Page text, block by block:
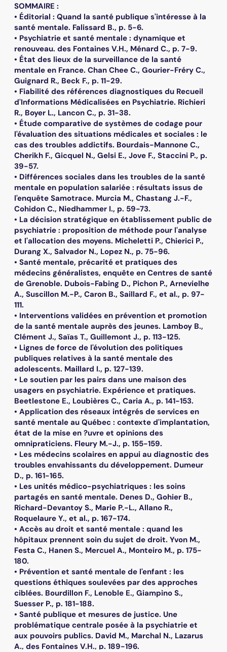
SOMMAIRE :
• Éditorial : Quand la santé publique s'intéresse à la
santé mentale. Falissard B., p. 5-6.
• Psychiatrie et santé mentale : dynamique et
renouveau. des Fontaines V.H., Ménard C., p. 7-9.
• État des lieux de la surveillance de la santé
mentale en France. Chan Chee C., Gourier-Fréry C.,
Guignard R., Beck F., p. 11-29.
• Fiabilité des références diagnostiques du Recueil
d'Informations Médicalisées en Psychiatrie. Richieri
R., Boyer L., Lancon C., p. 31-38.
• Étude comparative de systèmes de codage pour
l'évaluation des situations médicales et sociales : le
cas des troubles addictifs. Bourdais-Mannone C.,
Cherikh F., Gicquel N., Gelsi E., Jove F., Staccini P., p.
39-57.
• Différences sociales dans les troubles de la santé
mentale en population salariée : résultats issus de
l'enquête Samotrace. Murcia M., Chastang J.-F.,
Cohidon C., Niedhammer I., p. 59-73.
• La décision stratégique en établissement public de
psychiatrie : proposition de méthode pour l'analyse
et l'allocation des moyens. Micheletti P., Chierici P.,
Durang X., Salvador N., Lopez N., p. 75-96.
• Santé mentale, précarité et pratiques des
médecins généralistes, enquête en Centres de santé
de Grenoble. Dubois-Fabing D., Pichon P., Arnevielhe
A., Suscillon M.-P., Caron B., Saillard F., et al., p. 97-
111.
• Interventions validées en prévention et promotion
de la santé mentale auprès des jeunes. Lamboy B.,
Clément J., Saïas T., Guillemont J., p. 113-125.
• Lignes de force de l'évolution des politiques
publiques relatives à la santé mentale des
adolescents. Maillard I., p. 127-139.
• Le soutien par les pairs dans une maison des
usagers en psychiatrie. Expérience et pratiques.
Beetlestone E., Loubières C., Caria A., p. 141-153.
• Application des réseaux intégrés de services en
santé mentale au Québec : contexte d'implantation,
état de la mise en ?uvre et opinions des
omnipraticiens. Fleury M.-J., p. 155-159.
• Les médecins scolaires en appui au diagnostic des
troubles envahissants du développement. Dumeur
D., p. 161-165.
• Les unités médico-psychiatriques : les soins
partagés en santé mentale. Denes D., Gohier B.,
Richard-Devantoy S., Marie P.-L., Allano R.,
Roquelaure Y., et al., p. 167-174.
• Accès au droit et santé mentale : quand les
hôpitaux prennent soin du sujet de droit. Yvon M.,
Festa C., Hanen S., Mercuel A., Monteiro M., p. 175-
180.
• Prévention et santé mentale de l'enfant : les
questions éthiques soulevées par des approches
ciblées. Bourdillon F., Lenoble E., Giampino S.,
Suesser P., p. 181-188.
• Santé publique et mesures de justice. Une
problématique centrale posée à la psychiatrie et
aux pouvoirs publics. David M., Marchal N., Lazarus
A., des Fontaines V.H., p. 189-196.